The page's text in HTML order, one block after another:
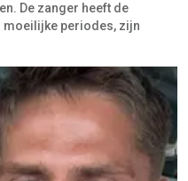
De zanger heeft de
moeilijke periodes, zijn